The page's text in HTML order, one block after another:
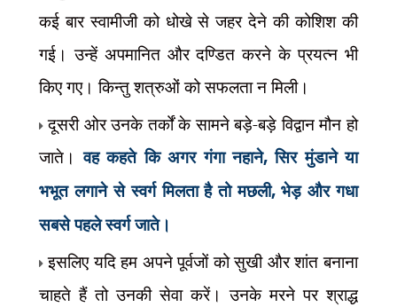
कई बार स्वामीजी को धोखे से जहर देने की कोशिश की
गई। उन्हें अपमानित और दण्डित करने के प्रयत्न भी
किए गए। किन्तु शत्रुओं को सफलता न मिली।
दूसरी ओर उनके तर्कों के सामने बड़े-बड़े विद्वान मौन हो
जाते।वह कहते कि अगर गंगा नहाने,सिर मुंडाने या
भभूत लगाने से स्वर्ग मिलता है तो मछली,भेड़ और गधा
सबसे पहले स्वर्ग जाते।
इसलिए यदि हम अपने पूर्वजों को सुखी और शांत बनाना
चाहते हैं तो उनकी सेवा करें। उनके मरने पर श्राद्ध